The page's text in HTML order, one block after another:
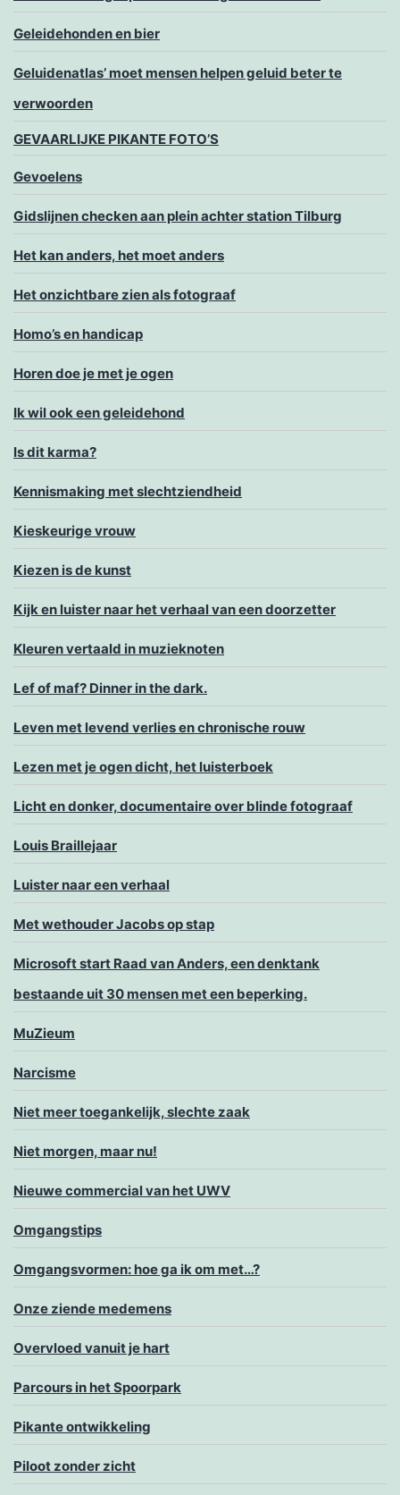
Geleidehonden en bier
Geluidenatlas’ moet mensen helpen geluid beter te
verwoorden
GEVAARLIJKE PIKANTE FOTO’S
Gevoelens
Gidslijnen checken aan plein achter station Tilburg
Het kan anders, het moet anders
Het onzichtbare zien als fotograaf
Homo’s en handicap
Horen doe je met je ogen
Ik wil ook een geleidehond
Is dit karma?
Kennismaking met slechtziendheid
Kieskeurige vrouw
Kiezen is de kunst
Kijk en luister naar het verhaal van een doorzetter
Kleuren vertaald in muzieknoten
Lef of maf? Dinner in the dark.
Leven met levend verlies en chronische rouw
Lezen met je ogen dicht, het luisterboek
Licht en donker, documentaire over blinde fotograaf
Louis Braillejaar
Luister naar een verhaal
Met wethouder Jacobs op stap
Microsoft start Raad van Anders, een denktank
bestaande uit 30 mensen met een beperking.
MuZieum
Narcisme
Niet meer toegankelijk, slechte zaak
Niet morgen, maar nu!
Nieuwe commercial van het UWV
Omgangstips
Omgangsvormen: hoe ga ik om met…?
Onze ziende medemens
Overvloed vanuit je hart
Parcours in het Spoorpark
Pikante ontwikkeling
Piloot zonder zicht